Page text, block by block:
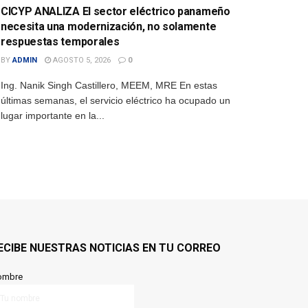
CICYP ANALIZA El sector eléctrico panameño
necesita una modernización, no solamente
respuestas temporales
BY ADMIN AGOSTO 5, 2026 0
Ing. Nanik Singh Castillero, MEEM, MRE En estas
últimas semanas, el servicio eléctrico ha ocupado un
lugar importante en la...
NUESTRAS NOTICIAS EN TU CORREO